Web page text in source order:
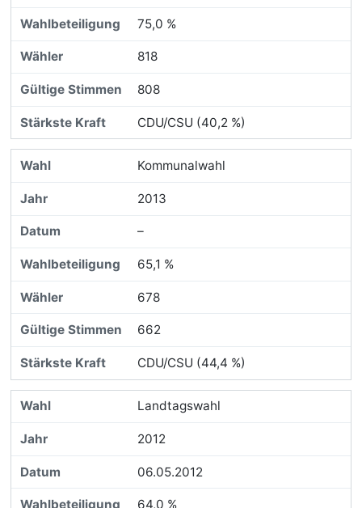
75,0 %
818
808
CDU/CSU (40,2 %)
Kommunalwahl
2013
–
65,1 %
678
662
CDU/CSU (44,4 %)
Landtagswahl
2012
06.05.2012
64,0 %